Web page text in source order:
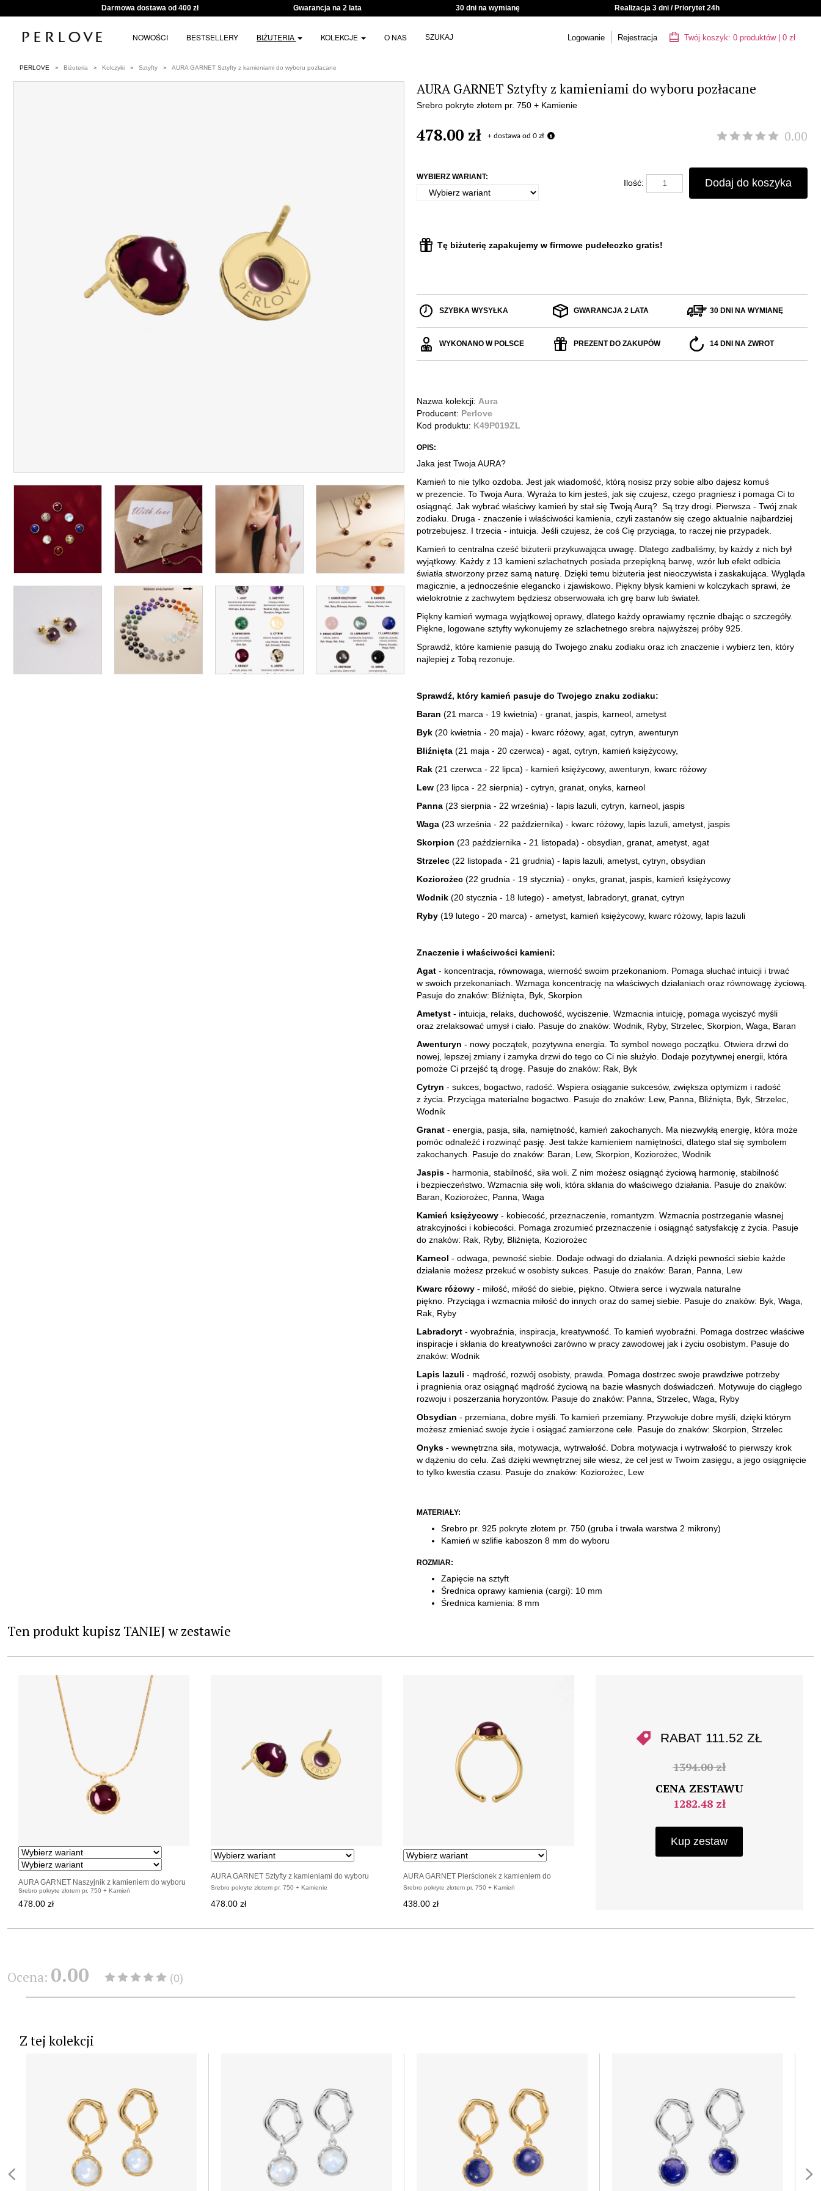
Darmowa dostawa od 400 zł Gwarancja na 2 lata 30 dni na wymianę Realizacja 3 dni / Priorytet 24h
NOWOŚCI BESTSELLERY BIŻUTERIA KOLEKCJE O NAS SZUKAJ Logowanie Rejestracja Twój koszyk: 0 produktów| 0 zł
PERLOVE Biżuteria Kolczyki Sztyfty AURA GARNET Sztyfty z kamieniami do wyboru pozłacane
AURA GARNET Sztyfty z kamieniami do wyboru pozłacane
Srebro pokryte złotem pr. 750 + Kamienie
478.00 zł + dostawa od 0 zł 0.00
WYBIERZ WARIANT:
Ilość: Dodaj do koszyka
Tę biżuterię zapakujemy w firmowe pudełeczko gratis!
SZYBKA WYSYŁKA GWARANCJA 2 LATA 30 DNI NA WYMIANĘ
WYKONANO W POLSCE PREZENT DO ZAKUPÓW 14 DNI NA ZWROT
Nazwa kolekcji: Aura
Producent: Perlove
Kod produktu: K49P019ZL
OPIS:
Jaka jest Twoja AURA?
Kamień to nie tylko ozdoba. Jest jak wiadomość, którą nosisz przy sobie albo dajesz komuś
w prezencie. To Twoja Aura. Wyraża to kim jesteś, jak się czujesz, czego pragniesz i pomaga Ci to
osiągnąć. Jak wybrać właściwy kamień by stał się Twoją Aurą? Są trzy drogi. Pierwsza - Twój znak
zodiaku. Druga - znaczenie i właściwości kamienia, czyli zastanów się czego aktualnie najbardziej
potrzebujesz. I trzecia - intuicja. Jeśli czujesz, że coś Cię przyciąga, to raczej nie przypadek.
Kamień to centralna cześć biżuterii przykuwająca uwagę. Dlatego zadbaliśmy, by każdy z nich był
wyjątkowy. Każdy z 13 kamieni szlachetnych posiada przepiękną barwę, wzór lub efekt odbicia
światła stworzony przez samą naturę. Dzięki temu biżuteria jest nieoczywista i zaskakująca. Wygląda
magicznie, a jednocześnie elegancko i zjawiskowo. Piękny błysk kamieni w kolczykach sprawi, że
wielokrotnie z zachwytem będziesz obserwowała ich grę barw lub świateł.
Piękny kamień wymaga wyjątkowej oprawy, dlatego każdy oprawiamy ręcznie dbając o szczegóły.
Piękne, logowane sztyfty wykonujemy ze szlachetnego srebra najwyższej próby 925.
Sprawdź, które kamienie pasują do Twojego znaku zodiaku oraz ich znaczenie i wybierz ten, który
najlepiej z Tobą rezonuje.
Sprawdź, który kamień pasuje do Twojego znaku zodiaku:
Baran (21 marca - 19 kwietnia) - granat, jaspis, karneol, ametyst
Byk (20 kwietnia - 20 maja) - kwarc różowy, agat, cytryn, awenturyn
Bliźnięta (21 maja - 20 czerwca) - agat, cytryn, kamień księżycowy,
Rak (21 czerwca - 22 lipca) - kamień księżycowy, awenturyn, kwarc różowy
Lew (23 lipca - 22 sierpnia) - cytryn, granat, onyks, karneol
Panna (23 sierpnia - 22 września) - lapis lazuli, cytryn, karneol, jaspis
Waga (23 września - 22 października) - kwarc różowy, lapis lazuli, ametyst, jaspis
Skorpion (23 października - 21 listopada) - obsydian, granat, ametyst, agat
Strzelec (22 listopada - 21 grudnia) - lapis lazuli, ametyst, cytryn, obsydian
Koziorożec (22 grudnia - 19 stycznia) - onyks, granat, jaspis, kamień księżycowy
Wodnik (20 stycznia - 18 lutego) - ametyst, labradoryt, granat, cytryn
Ryby (19 lutego - 20 marca) - ametyst, kamień księżycowy, kwarc różowy, lapis lazuli
Znaczenie i właściwości kamieni:
Agat - koncentracja, równowaga, wierność swoim przekonaniom. Pomaga słuchać intuicji i trwać
w swoich przekonaniach. Wzmaga koncentrację na właściwych działaniach oraz równowagę życiową.
Pasuje do znaków: Bliźnięta, Byk, Skorpion
Ametyst - intuicja, relaks, duchowość, wyciszenie. Wzmacnia intuicję, pomaga wyciszyć myśli
oraz zrelaksować umysł i ciało. Pasuje do znaków: Wodnik, Ryby, Strzelec, Skorpion, Waga, Baran
Awenturyn - nowy początek, pozytywna energia. To symbol nowego początku. Otwiera drzwi do
nowej, lepszej zmiany i zamyka drzwi do tego co Ci nie służyło. Dodaje pozytywnej energii, która
pomoże Ci przejść tą drogę. Pasuje do znaków: Rak, Byk
Cytryn - sukces, bogactwo, radość. Wspiera osiąganie sukcesów, zwiększa optymizm i radość
z życia. Przyciąga materialne bogactwo. Pasuje do znaków: Lew, Panna, Bliźnięta, Byk, Strzelec,
Wodnik
Granat - energia, pasja, siła, namiętność, kamień zakochanych. Ma niezwykłą energię, która może
pomóc odnaleźć i rozwinąć pasję. Jest także kamieniem namiętności, dlatego stał się symbolem
zakochanych. Pasuje do znaków: Baran, Lew, Skorpion, Koziorożec, Wodnik
Jaspis - harmonia, stabilność, siła woli. Z nim możesz osiągnąć życiową harmonię, stabilność
i bezpieczeństwo. Wzmacnia siłę woli, która skłania do właściwego działania. Pasuje do znaków:
Baran, Koziorożec, Panna, Waga
Kamień księżycowy - kobiecość, przeznaczenie, romantyzm. Wzmacnia postrzeganie własnej
atrakcyjności i kobiecości. Pomaga zrozumieć przeznaczenie i osiągnąć satysfakcję z życia. Pasuje
do znaków: Rak, Ryby, Bliźnięta, Koziorożec
Karneol - odwaga, pewność siebie. Dodaje odwagi do działania. A dzięki pewności siebie każde
działanie możesz przekuć w osobisty sukces. Pasuje do znaków: Baran, Panna, Lew
Kwarc różowy - miłość, miłość do siebie, piękno. Otwiera serce i wyzwala naturalne
piękno. Przyciąga i wzmacnia miłość do innych oraz do samej siebie. Pasuje do znaków: Byk, Waga,
Rak, Ryby
Labradoryt - wyobraźnia, inspiracja, kreatywność. To kamień wyobraźni. Pomaga dostrzec właściwe
inspiracje i skłania do kreatywności zarówno w pracy zawodowej jak i życiu osobistym. Pasuje do
znaków: Wodnik
Lapis lazuli - mądrość, rozwój osobisty, prawda. Pomaga dostrzec swoje prawdziwe potrzeby
i pragnienia oraz osiągnąć mądrość życiową na bazie własnych doświadczeń. Motywuje do ciągłego
rozwoju i poszerzania horyzontów. Pasuje do znaków: Panna, Strzelec, Waga, Ryby
Obsydian - przemiana, dobre myśli. To kamień przemiany. Przywołuje dobre myśli, dzięki którym
możesz zmieniać swoje życie i osiągać zamierzone cele. Pasuje do znaków: Skorpion, Strzelec
Onyks - wewnętrzna siła, motywacja, wytrwałość. Dobra motywacja i wytrwałość to pierwszy krok
w dążeniu do celu. Zaś dzięki wewnętrznej sile wiesz, że cel jest w Twoim zasięgu, a jego osiągnięcie
to tylko kwestia czasu. Pasuje do znaków: Koziorożec, Lew
MATERIAŁY:
Srebro pr. 925 pokryte złotem pr. 750 (gruba i trwała warstwa 2 mikrony)
Kamień w szlifie kaboszon 8 mm do wyboru
ROZMIAR:
Zapięcie na sztyft
Średnica oprawy kamienia (cargi): 10 mm
Średnica kamienia: 8 mm
Ten produkt kupisz TANIEJ w zestawie
AURA GARNET Naszyjnik z kamieniem do wyboru
pozłacany
Srebro pokryte złotem pr. 750 + Kamień
478.00 zł
AURA GARNET Sztyfty z kamieniami do wyboru
pozłacane
Srebro pokryte złotem pr. 750 + Kamienie
478.00 zł
AURA GARNET Pierścionek z kamieniem do
wyboru pozłacany
Srebro pokryte złotem pr. 750 + Kamień
438.00 zł
RABAT 111.52 ZŁ
1394.00 zł
CENA ZESTAWU
1282.48 zł
Kup zestaw
Ocena: 0.00 (0)
Z tej kolekcji